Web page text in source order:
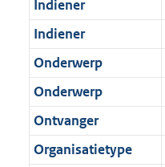
t
a
t
Indiener
Indiener
Onderwerp
Onderwerp
Ontvanger
Organisatietype